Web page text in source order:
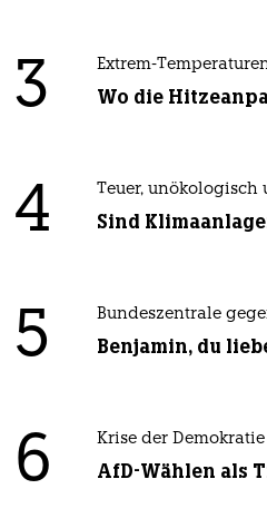
3 Extrem-
Wo die
4 Teuer, unökologisch
Sind
5 Bundeszentrale
Benjamin, du
6 Krise der Demokratie
AfD-Wählen als